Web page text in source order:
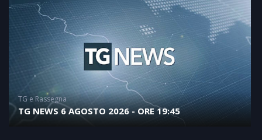
TG e Rassegna
TG NEWS 6 AGOSTO 2026 - ORE 19:45